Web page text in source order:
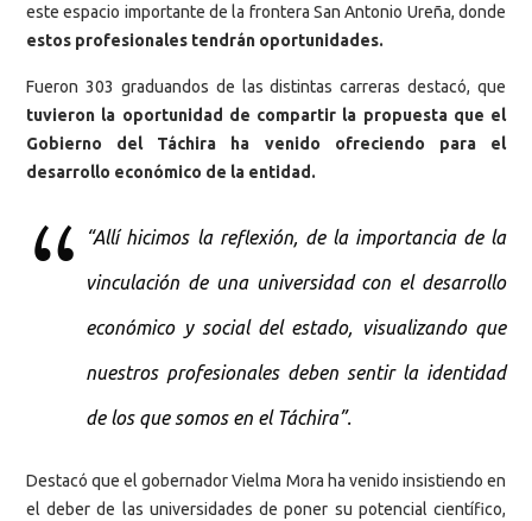
este espacio importante de la frontera San Antonio Ureña, donde
estos profesionales tendrán oportunidades.
Fueron 303 graduandos de las distintas carreras destacó, que
tuvieron la oportunidad de compartir la propuesta que el
Gobierno del Táchira ha venido ofreciendo para el
desarrollo económico de la entidad.
“Allí hicimos la reflexión, de la importancia de la
vinculación de una universidad con el desarrollo
económico y social del estado, visualizando que
nuestros profesionales deben sentir la identidad
de los que somos en el Táchira”.
Destacó que el gobernador Vielma Mora ha venido insistiendo en
el deber de las universidades de poner su potencial científico,